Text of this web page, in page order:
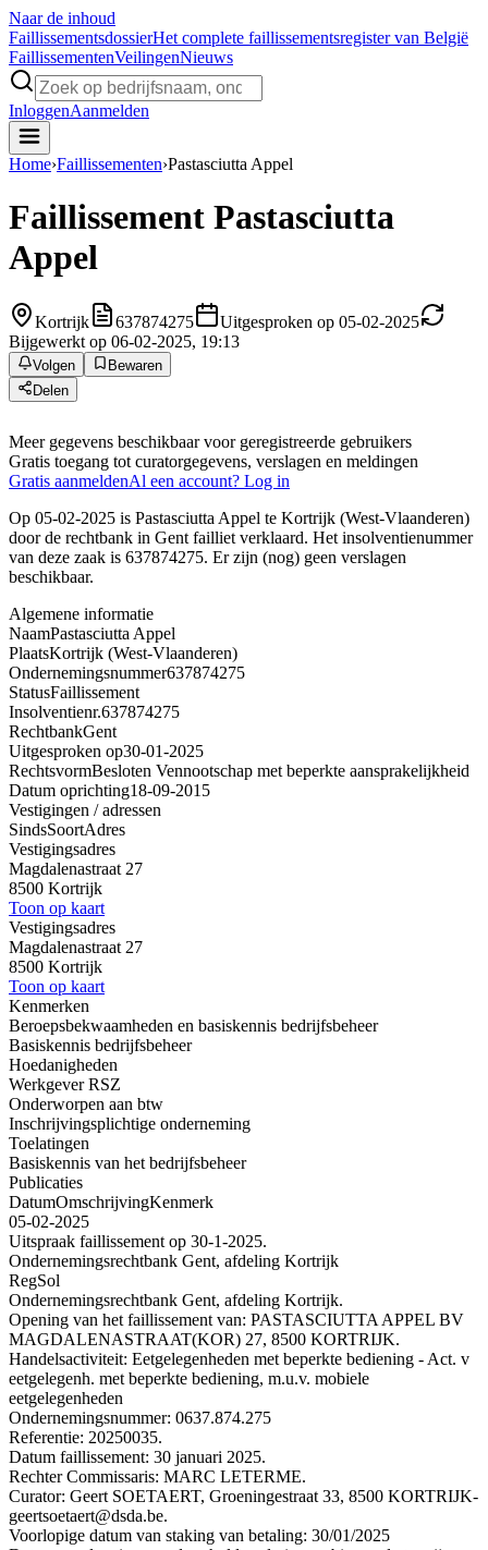
Naar de inhoud
FaillissementsdossierHet complete faillissementsregister van België
FaillissementenVeilingenNieuws
InloggenAanmelden
Home›Faillissementen›Pastasciutta Appel
Faillissement Pastasciutta
Appel
Kortrijk 637874275
Uitgesproken op 05-02-2025
Bijgewerkt op 06-02-2025, 19:13
Volgen
Bewaren
Delen
Meer gegevens beschikbaar voor geregistreerde gebruikers
Gratis toegang tot curatorgegevens, verslagen en meldingen
Gratis aanmeldenAl een account? Log in
Op 05-02-2025 is Pastasciutta Appel te Kortrijk (West-Vlaanderen)
door de rechtbank in Gent failliet verklaard. Het insolventienummer
van deze zaak is 637874275. Er zijn (nog) geen verslagen
beschikbaar.
Algemene informatie
NaamPastasciutta Appel
PlaatsKortrijk (West-Vlaanderen)
Ondernemingsnummer637874275
StatusFaillissement
Insolventienr.637874275
RechtbankGent
Uitgesproken op30-01-2025
RechtsvormBesloten Vennootschap met beperkte aansprakelijkheid
Datum oprichting18-09-2015
Vestigingen / adressen
SindsSoortAdres
Vestigingsadres
Magdalenastraat 27
8500 Kortrijk
Toon op kaart
Vestigingsadres
Magdalenastraat 27
8500 Kortrijk
Toon op kaart
Kenmerken
Beroepsbekwaamheden en basiskennis bedrijfsbeheer
Basiskennis bedrijfsbeheer
Hoedanigheden
Werkgever RSZ
Onderworpen aan btw
Inschrijvingsplichtige onderneming
Toelatingen
Basiskennis van het bedrijfsbeheer
Publicaties
DatumOmschrijvingKenmerk
05-02-2025
Uitspraak faillissement op 30-1-2025.
Ondernemingsrechtbank Gent, afdeling Kortrijk
RegSol
Ondernemingsrechtbank Gent, afdeling Kortrijk.
Opening van het faillissement van: PASTASCIUTTA APPEL BV
MAGDALENASTRAAT(KOR) 27, 8500 KORTRIJK.
Handelsactiviteit: Eetgelegenheden met beperkte bediening - Act. v
eetgelegenh. met beperkte bediening, m.u.v. mobiele
eetgelegenheden
Ondernemingsnummer: 0637.874.275
Referentie: 20250035.
Datum faillissement: 30 januari 2025.
Rechter Commissaris: MARC LETERME.
Curator: Geert SOETAERT, Groeningestraat 33, 8500 KORTRIJK-
geertsoetaert@dsda.be.
Voorlopige datum van staking van betaling: 30/01/2025